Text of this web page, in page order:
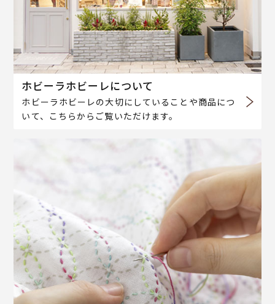
ホビーラホビーレについて
ホビーラホビーレの大切にしていることや商品につ
いて、こちらからご覧いただけます。